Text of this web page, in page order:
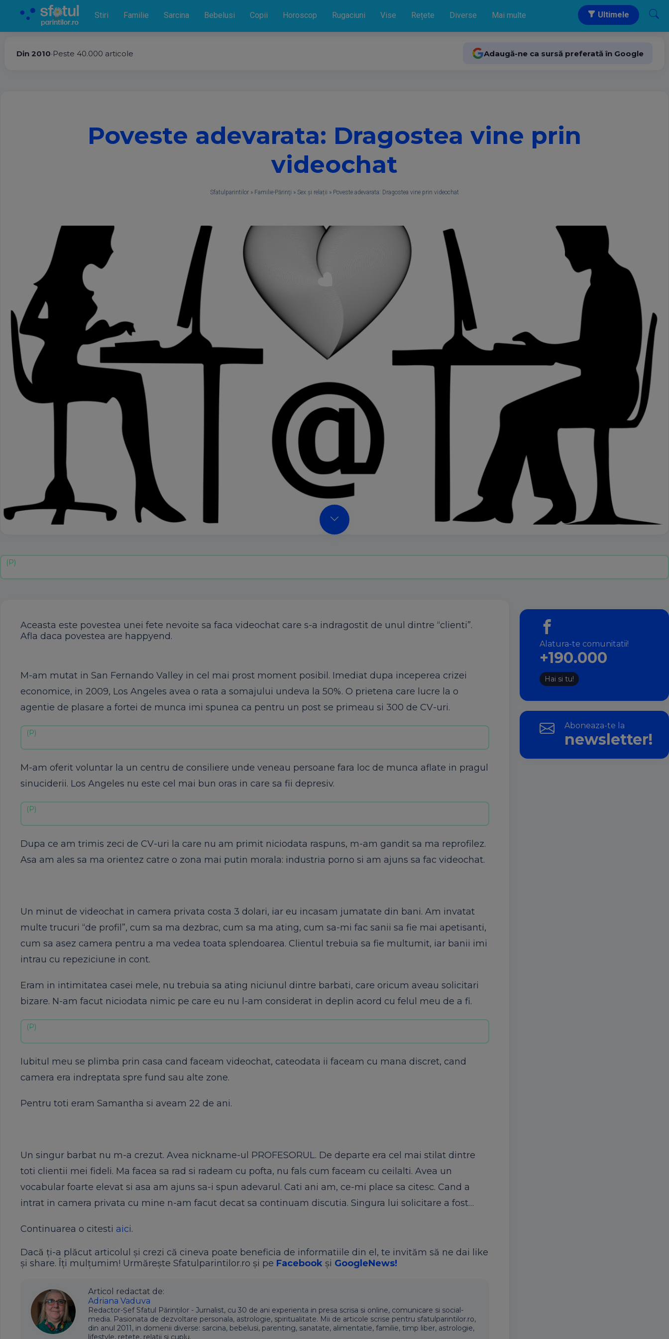
Stiri Familie Sarcina Bebelusi Copii Horoscop Rugaciuni Vise Rețete Diverse Mai multe Ultimele
Din 2010•Peste 40.000 articole Adaugă-ne ca sursă preferată în Google
Poveste adevarata: Dragostea vine prin
videochat
Sfatulparintilor » Familie-Părinţi » Sex și relații » Poveste adevarata: Dragostea vine prin videochat
Aceasta este povestea unei fete nevoite sa faca videochat care s-a indragostit de unul dintre “clienti”.
Afla daca povestea are happyend.
M-am mutat in San Fernando Valley in cel mai prost moment posibil. Imediat dupa inceperea crizei
economice, in 2009, Los Angeles avea o rata a somajului undeva la 50%. O prietena care lucre la o
agentie de plasare a fortei de munca imi spunea ca pentru un post se primeau si 300 de CV-uri.
M-am oferit voluntar la un centru de consiliere unde veneau persoane fara loc de munca aflate in pragul
sinuciderii. Los Angeles nu este cel mai bun oras in care sa fii depresiv.
Dupa ce am trimis zeci de CV-uri la care nu am primit niciodata raspuns, m-am gandit sa ma reprofilez.
Asa am ales sa ma orientez catre o zona mai putin morala: industria porno si am ajuns sa fac videochat.
Un minut de videochat in camera privata costa 3 dolari, iar eu incasam jumatate din bani. Am invatat
multe trucuri “de profil”, cum sa ma dezbrac, cum sa ma ating, cum sa-mi fac sanii sa fie mai apetisanti,
cum sa asez camera pentru a ma vedea toata splendoarea. Clientul trebuia sa fie multumit, iar banii imi
intrau cu repeziciune in cont.
Eram in intimitatea casei mele, nu trebuia sa ating niciunul dintre barbati, care oricum aveau solicitari
bizare. N-am facut niciodata nimic pe care eu nu l-am considerat in deplin acord cu felul meu de a fi.
Iubitul meu se plimba prin casa cand faceam videochat, cateodata ii faceam cu mana discret, cand
camera era indreptata spre fund sau alte zone.
Pentru toti eram Samantha si aveam 22 de ani.
Un singur barbat nu m-a crezut. Avea nickname-ul PROFESORUL. De departe era cel mai stilat dintre
toti clientii mei fideli. Ma facea sa rad si radeam cu pofta, nu fals cum faceam cu ceilalti. Avea un
vocabular foarte elevat si asa am ajuns sa-i spun adevarul. Cati ani am, ce-mi place sa citesc. Cand a
intrat in camera privata cu mine n-am facut decat sa continuam discutia. Singura lui solicitare a fost…
Continuarea o citesti aici.
Dacă ți-a plăcut articolul și crezi că cineva poate beneficia de informatiile din el, te invităm să ne dai like
și share. Îți mulțumim! Urmărește Sfatulparintilor.ro și pe Facebook și GoogleNews!
Articol redactat de:
Adriana Vaduva
Redactor-Șef Sfatul Părinților - Jurnalist, cu 30 de ani experienta in presa scrisa si online, comunicare si social-
media. Pasionata de dezvoltare personala, astrologie, spiritualitate. Mii de articole scrise pentru sfatulparintilor.ro,
din anul 2011, in domenii diverse: sarcina, bebelusi, parenting, sanatate, alimentatie, familie, timp liber, astrologie,
lifestyle, retete, relatii si cuplu.
Alatura-te comunitatii!
+190.000
Hai si tu!
Aboneaza-te la
newsletter!